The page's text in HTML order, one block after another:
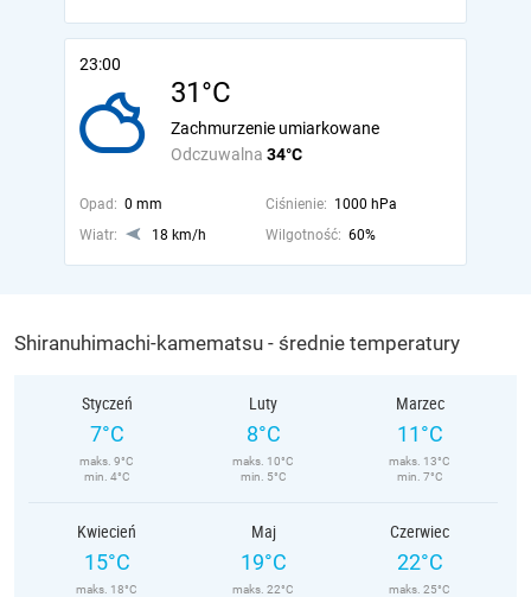
23:00
31°C
Odczuwalna 34°C
Zachmurzenie umiarkowane
Opad: 0 mm Ciśnienie: 1000 hPa
Wiatr:
18 km/h Wilgotność: 60%
Shiranuhimachi-kamematsu - średnie temperatury
Styczeń
7°C
maks. 9°C
min. 4°C
Luty
8°C
maks. 10°C
min. 5°C
Marzec
11°C
maks. 13°C
min. 7°C
Kwiecień
15°C
maks. 18°C
Maj
19°C
maks. 22°C
Czerwiec
22°C
maks. 25°C